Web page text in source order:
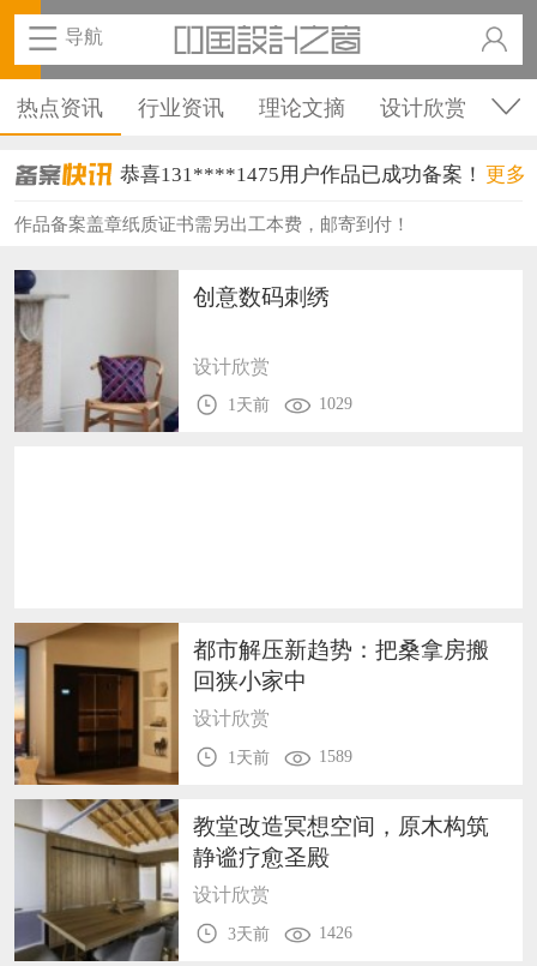
导航
热点资讯 行业资讯 理论文摘 设计欣赏
设计教程 设计名家 设计赛事 教育培训
备案资讯 企业资讯 裁判案例 维权资讯
恭喜131****1475用户作品已成功备案！
恭喜133****8874用户作品已成功备案！
恭喜138****8638用户作品已成功备案！
恭喜136****9807用户作品已成功备案！
恭喜159****4930用户作品已成功备案！
恭喜133****6466用户作品已成功备案！
更多
作品备案盖章纸质证书需另出工本费，邮寄到付！
创意数码刺绣
设计欣赏
1天前 1029
都市解压新趋势：把桑拿房搬
回狭小家中
设计欣赏
1天前 1589
教堂改造冥想空间，原木构筑
静谧疗愈圣殿
设计欣赏
3天前 1426